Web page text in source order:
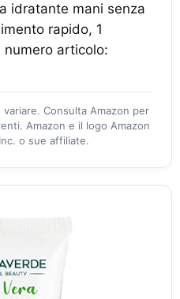
idratante mani senza
rapido, 1
articolo:
Consulta Amazon per
Amazon e il logo Amazon
o sue affiliate.